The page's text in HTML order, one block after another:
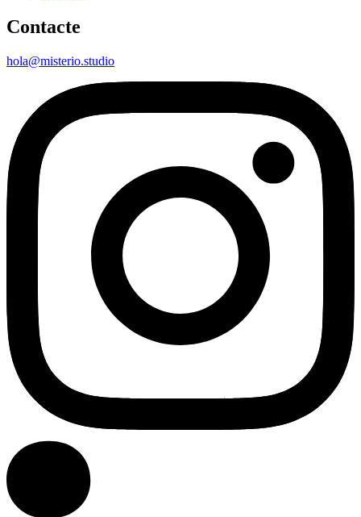
Contacte
hola@misterio.studio